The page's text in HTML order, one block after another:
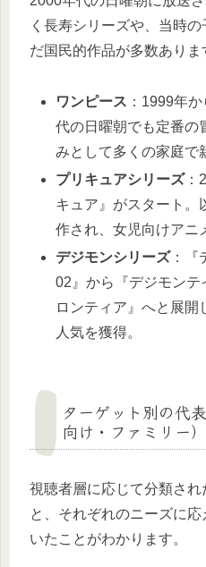
く長寿シリーズや、当時
だ国民的作品が多数ありま
ワンピース ：1999年
代の日曜朝でも定番の
みとして多くの家庭で
プリキュアシリーズ：
キュア』がスタート。
作され、女児向けアニ
デジモンシリーズ ：
02』から『デジモンテ
ロンティア』へと展開
人気を獲得。
ターゲット別の代
向け・ファミリー）
視聴者層に応じて分類さ
と、それぞれのニーズに
いたことがわかります。